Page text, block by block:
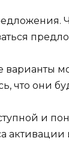
что они
и